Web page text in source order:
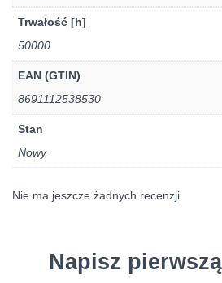
Trwałość [h]
50000
EAN (GTIN)
8691112538530
Stan
Nowy
Nie ma jeszcze żadnych recenzji
Napisz